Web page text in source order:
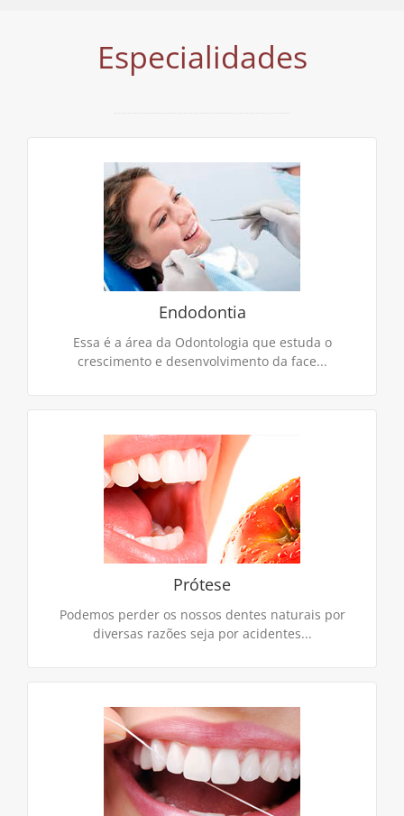
Especialidades
Endodontia
Essa é a área da Odontologia que estuda o
crescimento e desenvolvimento da face...
Endodontia
Área da odontologia que promove os cuidados com
a parte interna do dente, que recebe o nome de
polpa. Esta pode estar sadia ou infectada e, ao ser
removida…
Prótese
Podemos perder os nossos dentes naturais por
diversas razões seja por acidentes...
Prótese
Podemos perder os nossos dentes naturais por
diversas razões seja por acidentes, cáries, doenças
da gengiva ou outros problemas de saúde oral…
CONTINUE LENDO
Periodontia
Especialidade da Odontologia responsável pela
prevenção e tratamento das doenças que
acometem os tecidos de sustentação e proteção